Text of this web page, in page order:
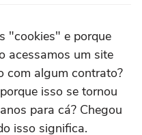
"cookies" e porque
acessamos um site
com algum contrato?
isso se tornou
para cá? Chegou
isso significa.